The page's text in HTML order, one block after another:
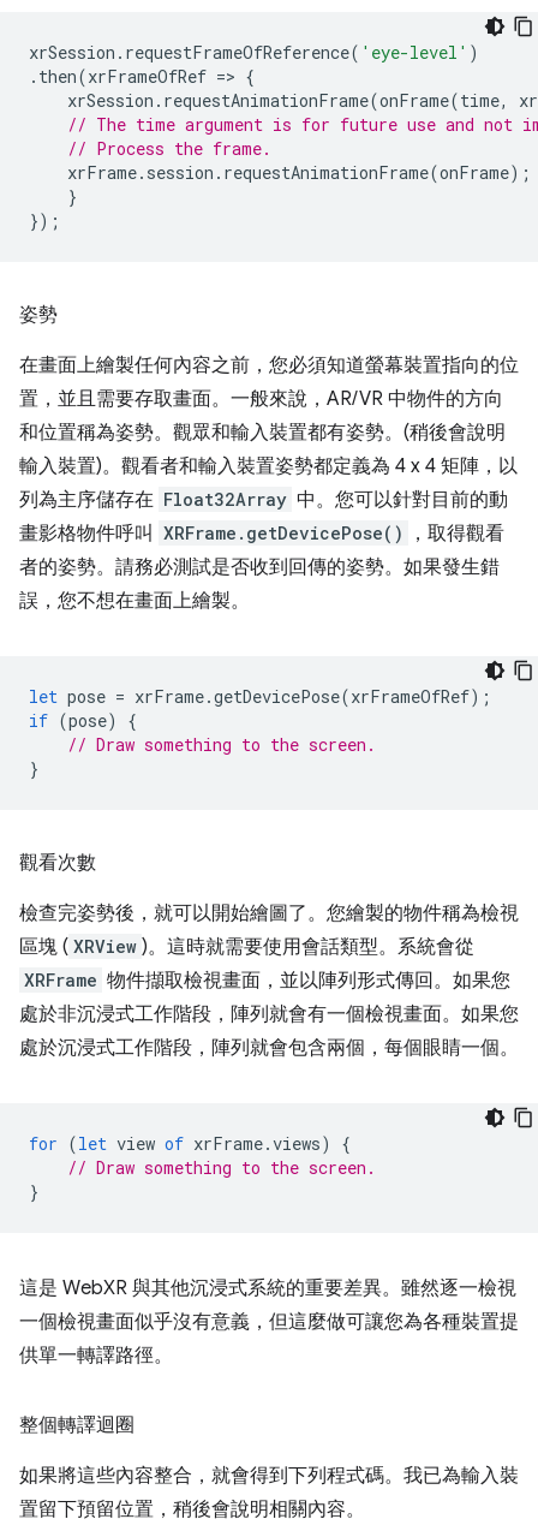
xrSession . requestFrameOfReference( 'eye-level' )
. then(xrFrameOfRef => {
xrSession . requestAnimationFrame(onFrame(time,
// The time argument is for future use and not
// Process the frame.
xrFrame. session . requestAnimationFrame(onFrame);
}
});
姿勢
在畫面上繪製任何內容之前，您必須知道螢幕裝置指向的位
置，並且需要存取畫面。一般來說，AR/VR 中物件的方向
和位置稱為姿勢。觀眾和輸入裝置都有姿勢。(稍後會說明
輸入裝置)。觀看者和輸入裝置姿勢都定義為 4 x 4 矩陣，以
列為主序儲存在 Float32Array 中。您可以針對目前的動
畫影格物件呼叫 XRFrame.getDevicePose()
，取得觀看
者的姿勢。請務必測試是否收到回傳的姿勢。如果發生錯
誤，您不想在畫面上繪製。
let pose = xrFrame.getDevicePose(xrFrameOfRef);
if (pose)
{
// Draw something to the screen.
}
觀看次數
檢查完姿勢後，就可以開始繪圖了。您繪製的物件稱為檢視
區塊 ( XRView )。這時就需要使用會話類型。系統會從
XRFrame 物件擷取檢視畫面，並以陣列形式傳回。如果您
處於非沉浸式工作階段，陣列就會有一個檢視畫面。如果您
處於沉浸式工作階段，陣列就會包含兩個，每個眼睛一個。
for (let view of xrFrame.views)
{
// Draw something to the screen.
}
這是 WebXR 與其他沉浸式系統的重要差異。雖然逐一檢視
一個檢視畫面似乎沒有意義，但這麼做可讓您為各種裝置提
供單一轉譯路徑。
整個轉譯迴圈
如果將這些內容整合，就會得到下列程式碼。我已為輸入裝
置留下預留位置，稍後會說明相關內容。